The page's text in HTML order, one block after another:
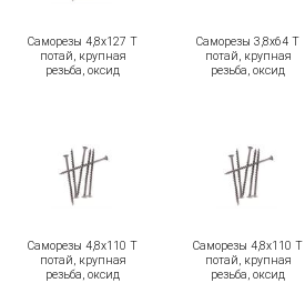
Саморезы 4,8х127 Т
потай, крупная
резьба, оксид
Саморезы 3,8х64 Т
потай, крупная
резьба, оксид
Саморезы 4,8х110 Т
потай, крупная
резьба, оксид
Саморезы 4,8х110 Т
потай, крупная
резьба, оксид